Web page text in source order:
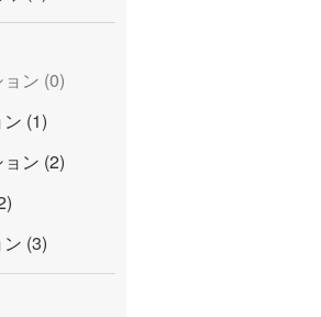
ン (0)
(1)
ン (2)
(3)